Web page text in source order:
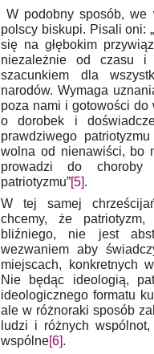
W podobny sposób, we
polscy biskupi. Pisali oni:
się na głębokim
niezależnie od czasu i
szacunkiem dla
narodów. Wymaga
poza nami i gotowości do
o dorobek i
prawdziwego
wolna od nienawiści, bo
prowadzi do choroby
patriotyzmu”[5].
W tej samej
chcemy, że
bliźniego, nie jest
wezwaniem aby
miejscach, konkretnych
Nie będąc ideologią,
ideologicznego formatu
ale w różnoraki sposób
ludzi i różnych
wspólne[6].